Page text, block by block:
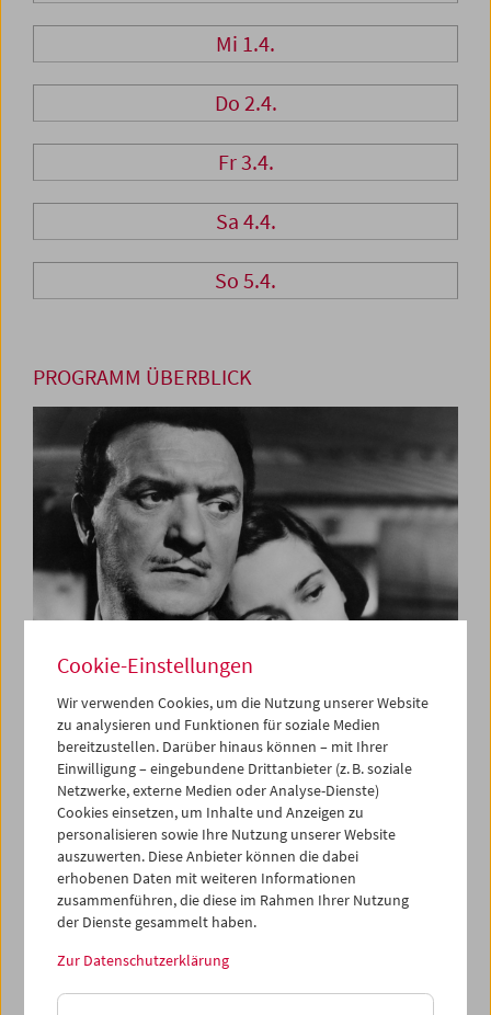
Mi 1.4.
Do 2.4.
Fr 3.4.
Sa 4.4.
So 5.4.
PROGRAMM ÜBERBLICK
Las Tres Bes
Bardem, Berlanga und Buñuel
Cookie-Einstellungen
Wir verwenden Cookies, um die Nutzung unserer Website
zu analysieren und Funktionen für soziale Medien
bereitzustellen. Darüber hinaus können – mit Ihrer
Einwilligung – eingebundene Drittanbieter (z. B. soziale
Netzwerke, externe Medien oder Analyse-Dienste)
Cookies einsetzen, um Inhalte und Anzeigen zu
personalisieren sowie Ihre Nutzung unserer Website
auszuwerten. Diese Anbieter können die dabei
erhobenen Daten mit weiteren Informationen
zusammenführen, die diese im Rahmen Ihrer Nutzung
der Dienste gesammelt haben.
Zur Datenschutzerklärung